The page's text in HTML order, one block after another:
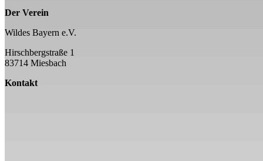
Der Verein
Wildes Bayern e.V.
Hirschbergstraße 1
83714 Miesbach
Kontakt